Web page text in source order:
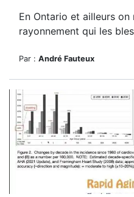
En Ontario et ailleurs
rayonnement qui les
Par : André Fauteux